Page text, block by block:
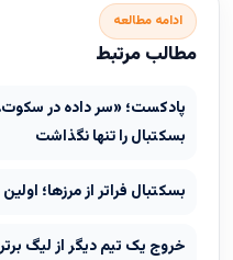
ادامه مطالعه
مطالب مرتبط
پادکست؛ «سر داده در
بسکتبال را تنها نگذاشت
بسکتبال فراتر از مرزها؛ اولین تورنمنت 3×3
خروج یک تیم دیگر از لیگ